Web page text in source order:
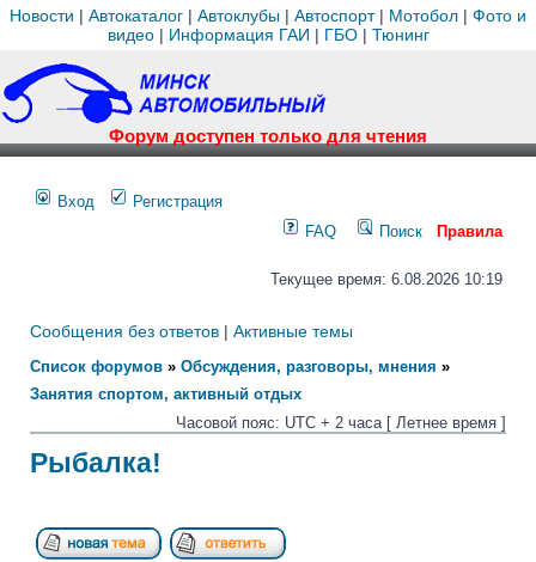
Новости | Автокаталог | Автоклубы | Автоспорт| Мотобол | Фото и
видео| Информация ГАИ | ГБО| Тюнинг
Форум доступен только для чтения
Вход
Регистрация
FAQ
Поиск Правила
Текущее время: 6.08.2026 10:19
Сообщения без ответов | Активные темы
Список форумов » Обсуждения, разговоры, мнения »
Занятия спортом, активный отдых
Часовой пояс: UTC + 2 часа [ Летнее время ]
Рыбалка!